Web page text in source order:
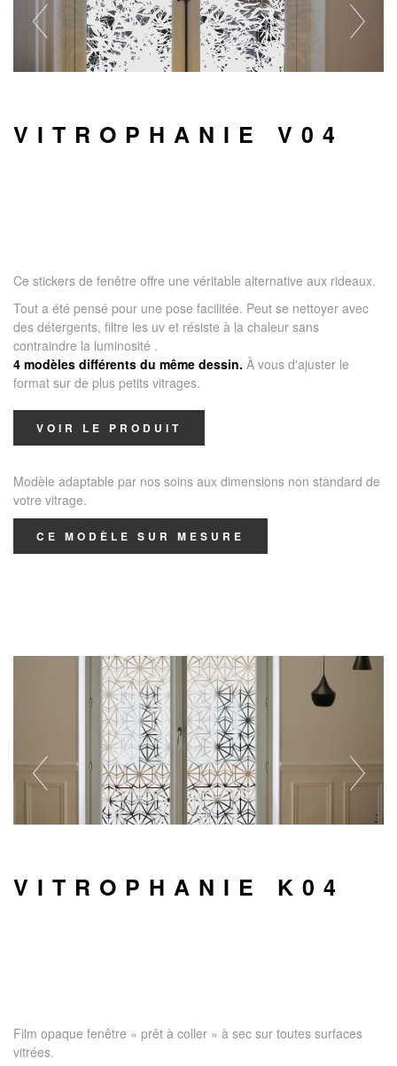
VITROPHANIE V04
Ce stickers de fenêtre offre une véritable alternative aux rideaux.
Tout a été pensé pour une pose facilitée. Peut se nettoyer avec
des détergents, filtre les uv et résiste à la chaleur sans
contraindre la luminosité .
4 modèles différents du même dessin. À vous d'ajuster le
format sur de plus petits vitrages.
VOIR LE PRODUIT
Modèle adaptable par nos soins aux dimensions non standard de
votre vitrage.
CE MODÈLE SUR MESURE
VITROPHANIE K04
Film opaque fenêtre « prêt à coller » à sec sur toutes surfaces
vitrées.